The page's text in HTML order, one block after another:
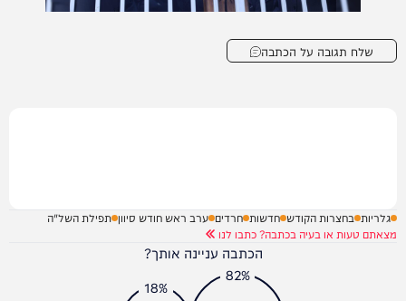
שלח תגובה על הכתבה
גלריות בחצרות הקודש חדשות חרדים ערב ראש חודש סיוון תפילת השל"ה
מצאתם טעות או בעיה בכתבה? כתבו לנו
הכתבה עניינה אותך?
82%
18%